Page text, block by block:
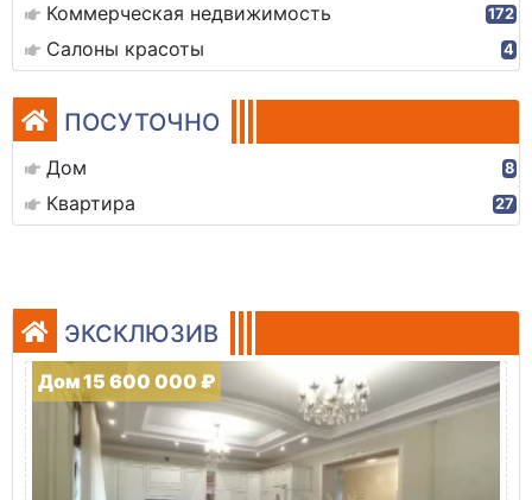
Коммерческая недвижимость 172
Салоны красоты 4
ПОСУТОЧНО
Дом 8
Квартира 27
ЭКСКЛЮЗИВ
Дом 15 600 000 ₽